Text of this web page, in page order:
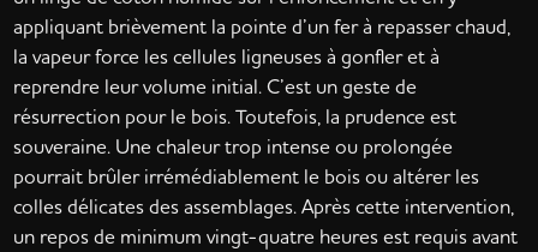
appliquant brièvement la pointe d’un fer à repasser chaud,
la vapeur force les cellules ligneuses à gonfler et à
reprendre leur volume initial. C’est un geste de
résurrection pour le bois. Toutefois, la prudence est
souveraine. Une chaleur trop intense ou prolongée
pourrait brûler irrémédiablement le bois ou altérer les
colles délicates des assemblages. Après cette intervention,
un repos de minimum vingt-quatre heures est requis avant